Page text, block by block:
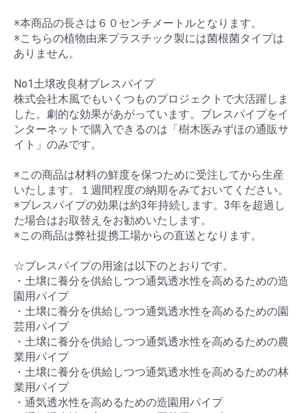
※本商品の長さは６０センチメートルとなります。
※こちらの植物由来プラスチック製には菌根菌タイプは
ありません。
No1土壌改良材ブレスパイプ
株式会社木風でもいくつものプロジェクトで大活躍しま
した。劇的な効果があがっています。ブレスパイプをイ
ンターネットで購入できるのは「樹木医みずほの通販サ
イト」のみです。
※この商品は材料の鮮度を保つために受注してから生産
いたします。１週間程度の納期をみておいてください。
※ブレスパイプの効果は約3年持続します。3年を超過し
た場合はお取替えをお勧めいたします。
※この商品は弊社提携工場からの直送となります。
☆ブレスパイプの用途は以下のとおりです。
・土壌に養分を供給しつつ通気透水性を高めるための造
園用パイプ
・土壌に養分を供給しつつ通気透水性を高めるための園
芸用パイプ
・土壌に養分を供給しつつ通気透水性を高めるための農
業用パイプ
・土壌に養分を供給しつつ通気透水性を高めるための林
業用パイプ
・通気透水性を高めるための造園用パイプ